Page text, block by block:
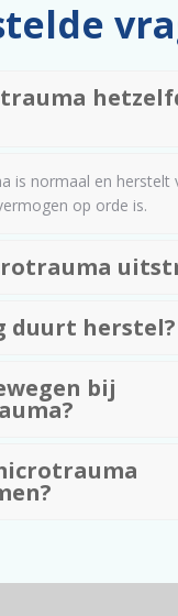
is normaal en herstelt
op orde is.
duurt herstel?
bij